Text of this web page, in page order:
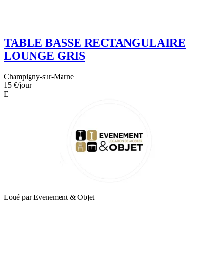
TABLE BASSE RECTANGULAIRE
LOUNGE GRIS
Champigny-sur-Marne
15 €/jour
E
Loué parEvenement & Objet